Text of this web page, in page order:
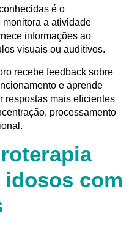
é o
monitora a atividade
informações ao
visuais ou auditivos.
recebe feedback sobre
e aprende
respostas mais eficientes
processamento
com